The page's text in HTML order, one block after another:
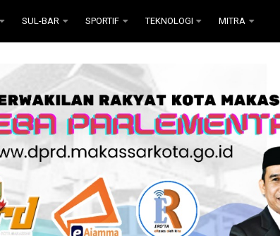
SUL-BAR SPORTIF TEKNOLOGI MITRA